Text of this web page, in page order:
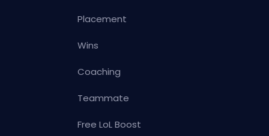
Placement
Wins
Coaching
Teammate
Free LoL Boost